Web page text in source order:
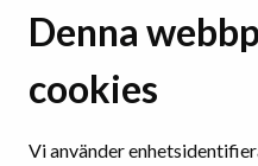
Denna
cookies
Vi använder
Tydligt språk
Tydliga strukturer
Användbara webbplatser och verktyg